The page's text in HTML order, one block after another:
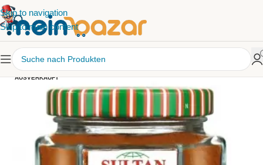
Skip to navigation
Skip to main content
AUSVERKAUFT